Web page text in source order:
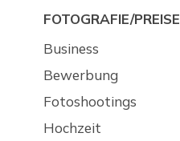
FOTOGRAFIE/PREISE
Business
Bewerbung
Fotoshootings
Hochzeit